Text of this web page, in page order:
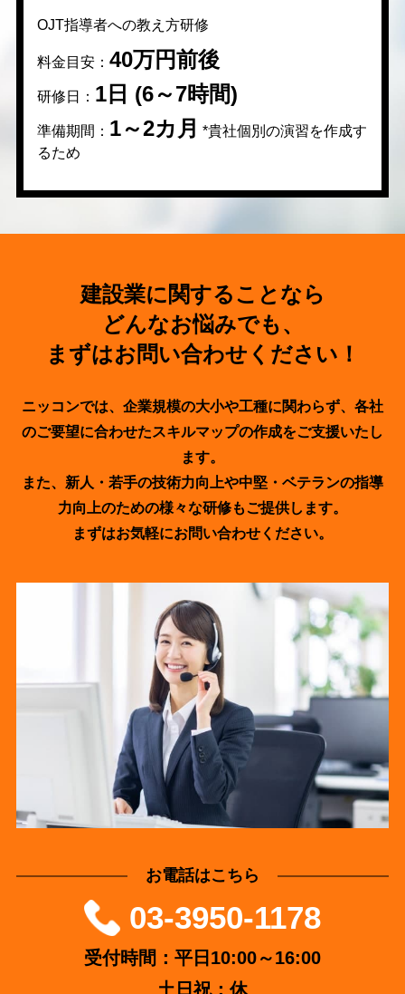
OJT指導者への教え方研修
料金目安： 40万円前後
研修日： 1日 (6～7時間)
準備期間： 1～2カ月
*貴社個別の演習を作成す
るため
建設業に関することなら
どんなお悩みでも、
まずはお問い合わせください！
ニッコンでは、企業規模の大小や工種に関わらず、各社
のご要望に合わせたスキルマップの作成をご支援いたし
ます。
また、新人・若手の技術力向上や中堅・ベテランの指導
力向上のための様々な研修もご提供します。
まずはお気軽にお問い合わせください。
お電話はこちら
03-3950-1178
受付時間：平日10:00～16:00
土日祝：休